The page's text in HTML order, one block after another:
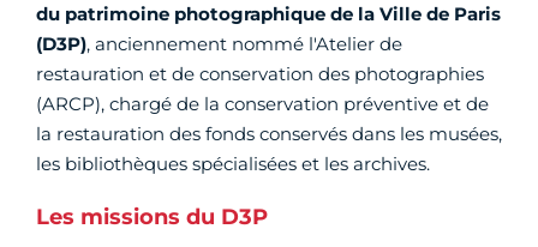
du patrimoine photographique de la Ville de Paris
(D3P), anciennement nommé l'Atelier de
restauration et de conservation des photographies
(ARCP), chargé de la conservation préventive et de
la restauration des fonds conservés dans les musées,
les bibliothèques spécialisées et les archives.
Les missions du D3P